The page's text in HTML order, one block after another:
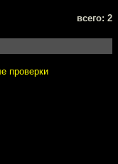
всего: 2
проверки